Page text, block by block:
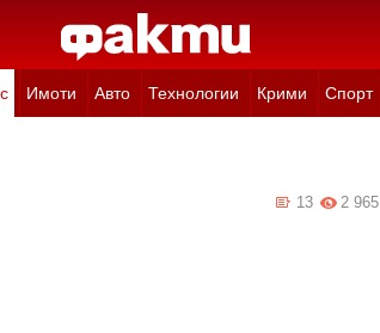
Имоти Авто Технологии Крими Спорт
2 965
13